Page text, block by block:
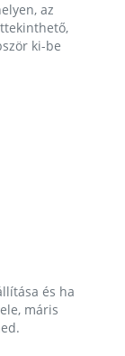
az
ki-be
és ha
máris